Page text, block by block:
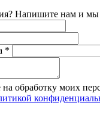
Напишите нам и мы
*
на обработку моих